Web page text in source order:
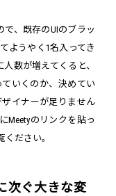
、既存のUIのブラッ
ようやく1名入ってき
数が増えてくると、
いくのか、決めてい
イナーが足りません
Meetyのリンクを貼っ
ださい。
次ぐ大きな変